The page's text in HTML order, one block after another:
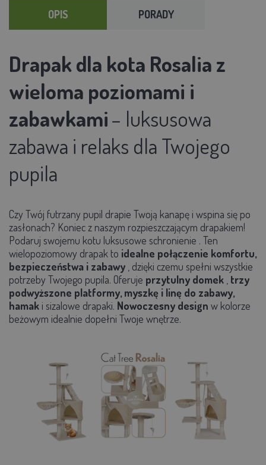
OPIS PORADY
Drapak dla kota Rosalia z
wieloma poziomami i
zabawkami– luksusowa
zabawa i relaks dla Twojego
pupila
Czy Twój futrzany pupil drapie Twoją kanapę i wspina się po
zasłonach? Koniec z naszym rozpieszczającym drapakiem!
Podaruj swojemu kotu luksusowe schronienie . Ten
wielopoziomowy drapak to idealne połączenie komfortu,
bezpieczeństwa i zabawy , dzięki czemu spełni wszystkie
potrzeby Twojego pupila. Oferuje przytulny domek trzy
podwyższone platformy, myszkę i linę do zabawy,
hamak i sizalowe drapaki. Nowoczesny design w kolorze
beżowym idealnie dopełni Twoje wnętrze.